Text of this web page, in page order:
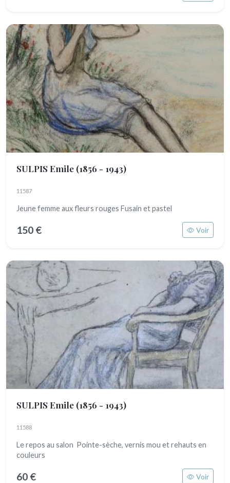
SULPIS Emile (1856 - 1943)
11587
Jeune femme aux fleurs rouges Fusain et pastel
150 € Voir
SULPIS Emile (1856 - 1943)
11588
Le repos au salon Pointe-sèche, vernis mou et rehauts en
couleurs
60 € Voir